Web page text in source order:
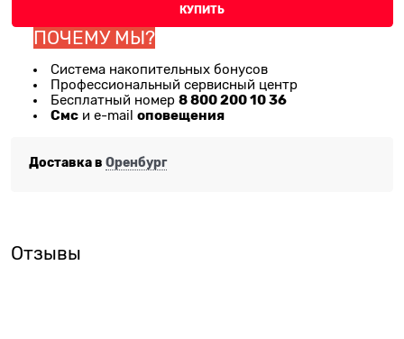
КУПИТЬ
ПОЧЕМУ МЫ?
Система накопительных бонусов
Профессиональный сервисный центр
Бесплатный номер 8 800 200 10 36
Смс и e-mail оповещения
Доставка в Оренбург
Отзывы